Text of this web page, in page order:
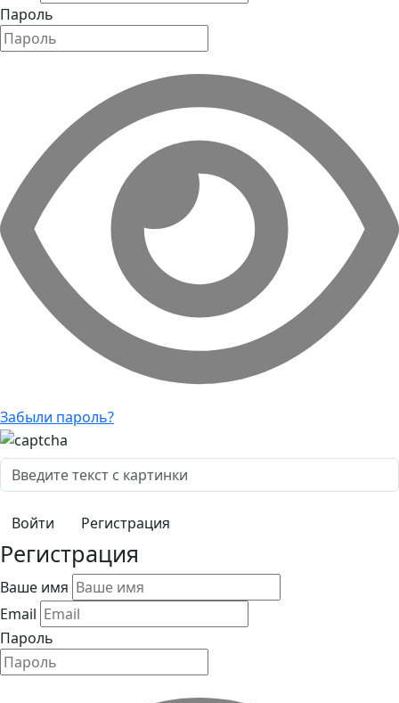
Пароль
Забыли пароль?
Регистрация
Регистрация
Ваше имя
Email
Пароль